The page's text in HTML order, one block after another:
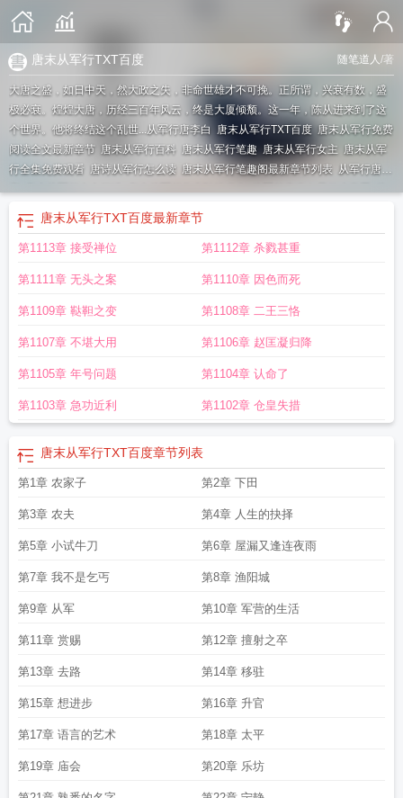
随笔道人/著
唐末从军行TXT百度
大唐之盛，如日中天，然大政之失，非命世雄才不可挽。正所谓，兴衰有数，盛
极必衰。煌煌大唐，历经三百年风云，终是大厦倾颓。这一年，陈从进来到了这
个世界。他将终结这个乱世...从军行唐李白 唐末从军行TXT百度 唐末从军行免费
阅读全文最新章节 唐末从军行百科 唐末从军行笔趣 唐末从军行女主 唐末从军
行全集免费观看 唐诗从军行怎么读 唐末从军行笔趣阁最新章节列表 从军行唐承
军行相关的唐朝边关征战情况
唐代从军古诗词
唐诗从军行
阁唐末从军行讲了什么 从军行唐崔国辅唐末从军行陆秀儿最新章节
从军行贴吧
从军行唐代李白 唐末从军行怎么样
唐末从军行笔趣阁最新章节更新
时间 唐末从军行免费阅读 从军行其二王昌龄从军行是唐代的一种什么名
唐末从军行TXT百度最新章节
第1113章 接受禅位 第1112章 杀戮甚重
第1111章 无头之案 第1110章 因色而死
第1109章 鞑靼之变 第1108章 二王三恪
第1107章 不堪大用 第1106章 赵匡凝归降
第1105章 年号问题 第1104章 认命了
第1103章 急功近利 第1102章 仓皇失措
唐末从军行TXT百度章节列表
第1章 农家子 第2章 下田
第3章 农夫 第4章 人生的抉择
第5章 小试牛刀 第6章 屋漏又逢连夜雨
第7章 我不是乞丐 第8章 渔阳城
第9章 从军 第10章 军营的生活
第11章 赏赐 第12章 擅射之卒
第13章 去路 第14章 移驻
第15章 想进步 第16章 升官
第17章 语言的艺术 第18章 太平
第19章 庙会 第20章 乐坊